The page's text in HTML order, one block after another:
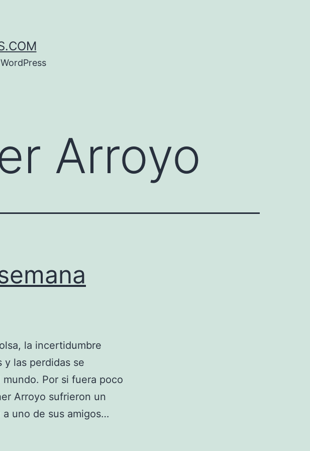
Arroyo
la incertidumbre
y las perdidas se
Por si fuera poco
Arroyo sufrieron un
uno de sus amigos…